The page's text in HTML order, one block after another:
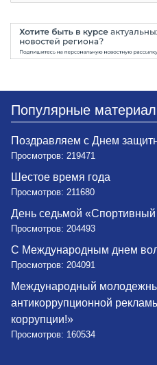
Популярные
Поздравляем с Днем
Просмотров: 219471
Шестое время года
Просмотров: 211680
День седьмой
Просмотров: 204493
С Международным днем
Просмотров: 204091
Международный
антикоррупционной
коррупции!»
Просмотров: 160534